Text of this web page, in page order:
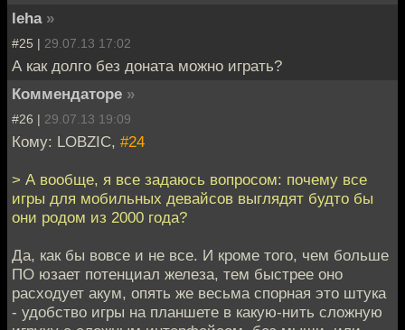
leha »
#25 | 29.07.13 17:02
А как долго без доната можно играть?
Коммендаторе »
#26 | 29.07.13 19:09
Кому: LOBZIC, #24
> А вообще, я все задаюсь вопросом: почему все
игры для мобильных девайсов выглядят будто бы
они родом из 2000 года?
Да, как бы вовсе и не все. И кроме того, чем больше
ПО юзает потенциал железа, тем быстрее оно
расходует акум, опять же весьма спорная это штука
- удобство игры на планшете в какую-нить сложную